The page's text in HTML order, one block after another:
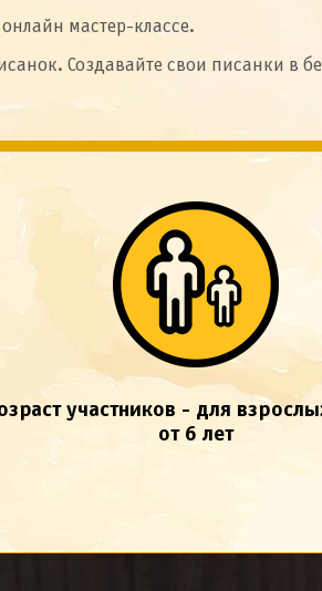
мастер-классе.
Создавайте свои писанки в
участников - для
от 6 лет